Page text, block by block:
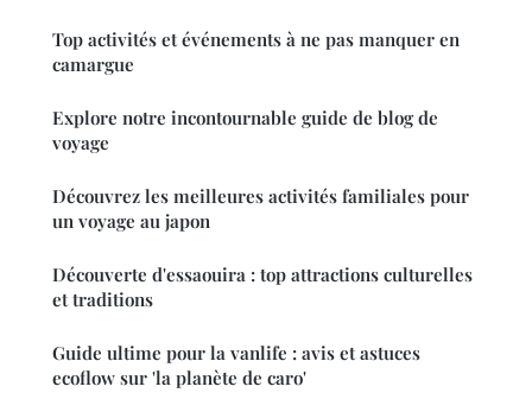
Top activités et événements à ne pas manquer en
camargue
Explore notre incontournable guide de blog de
voyage
Découvrez les meilleures activités familiales pour
un voyage au japon
Découverte d'essaouira : top attractions culturelles
et traditions
Guide ultime pour la vanlife : avis et astuces
ecoflow sur 'la planète de caro'